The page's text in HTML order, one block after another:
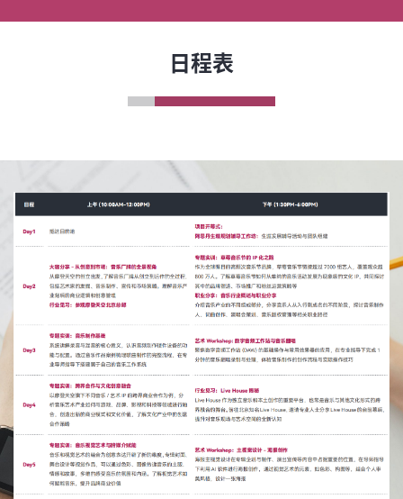
日程表